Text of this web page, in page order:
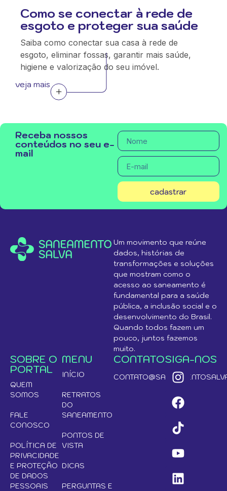
Como se conectar à rede de
esgoto e proteger sua saúde
Saiba como conectar sua casa à rede de
esgoto, eliminar fossas, garantir mais saúde,
higiene e valorização do seu imóvel.
veja mais
Receba nossos
conteúdos no seu e-
mail
cadastrar
Um movimento que reúne
dados, histórias de
transformações e soluções
que mostram como o
acesso ao saneamento é
fundamental para a saúde
pública, a inclusão social e o
desenvolvimento do Brasil.
Quando todos fazem um
pouco, juntos fazemos
muito.
SOBRE O
PORTAL
QUEM
SOMOS
FALE
CONOSCO
POLÍTICA DE
PRIVACIDADE
E PROTEÇÃO
DE DADOS
PESSOAIS
MENU
INÍCIO
RETRATOS
DO
SANEAMENTO
PONTOS DE
VISTA
DICAS
PERGUNTAS E
CONTATOSIGA-NOS